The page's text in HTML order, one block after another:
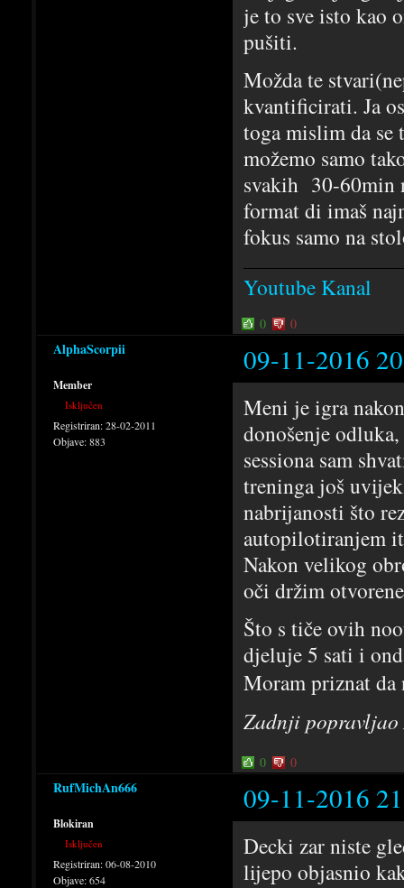
je to sve isto kao
pušiti.
Možda te
kvantificirati. Ja
toga mislim da se
možemo samo
svakih 30-60min
format di imaš
fokus samo na
Youtube Kanal
0 0
AlphaScorpii 09-11-2016
Member
Isključen
Registriran:28-02-2011
Objave:883
Meni je igra
donošenje
sessiona sam
treninga još
nabrijanosti što
autopilotiranjem
Nakon velikog
oči držim
Što s tiče ovih
djeluje 5 sati i
Moram priznat
Zadnji
0 0
RufMichAn666 09-11-2016
Blokiran
Isključen
Registriran:06-08-2010
Objave:654
Decki zar niste
lijepo objasnio